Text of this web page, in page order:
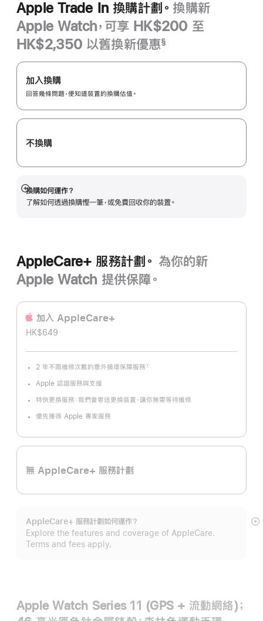
Apple Trade In 換購計劃。 換購新
Apple Watch，可享 HK$200 至
HK$2,350 以舊換新優惠
腳
§
Apple
Trade
換
購
劃。
加入換購
回答幾條問題，便知道裝置的換購估值。
不換購
換購如何運作？
了解如何透過換購慳一筆，或免費回收你的裝置。
顯
示
AppleCare+ 服務計劃。 為你的新
Apple Watch 提供保障。
加入 AppleCare+
HK$649
2 年不限維修次數的意外損壞保障服務 ①
Apple 認證服務與支援
特快更換服務：我們會寄送更換裝置，讓你無需等待維修
優先獲得 Apple 專家服務
無 AppleCare+ 服務計劃
AppleCare+ 服務計劃如何運作？
Explore the features and coverage of AppleCare.
Terms and fees apply.
顯
Apple Watch Series 11 (GPS + 流動網絡)；